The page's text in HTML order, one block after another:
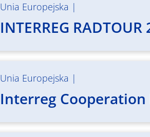
Unia Europejska |
INTERREG RADTOUR
Unia Europejska |
Interreg Cooperation